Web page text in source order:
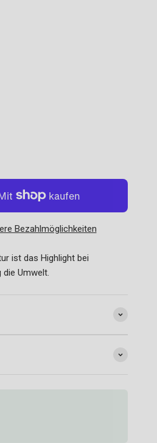
Bezahlmöglichkeiten
ist das Highlight bei
Umwelt.